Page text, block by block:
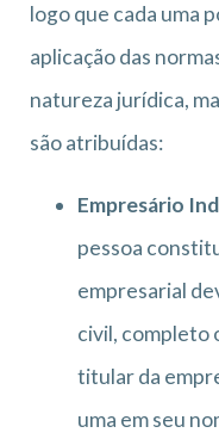
logo que cada uma
aplicação das
natureza jurídica,
são atribuídas:
Empresário
pessoa
empresarial
civil, completo
titular da
uma em seu